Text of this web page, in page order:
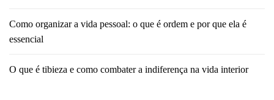
Como organizar a vida pessoal: o que é ordem e por que ela é
essencial
O que é tibieza e como combater a indiferença na vida interior